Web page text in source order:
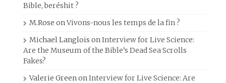
Bible, beréshit ?
M.Rose onVivons-nous les temps de la fin ?
Michael Langlois onInterview for Live Science:
Are the Museum of the Bible’s Dead Sea Scrolls
Fakes?
Valerie GreenonInterview for Live Science: Are